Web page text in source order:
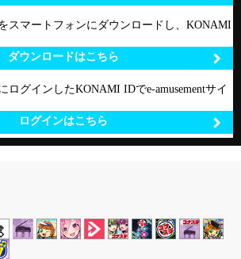
スマートフォンにダウンロードし、KONAMI
ダウンロードはこちら
ログインしたKONAMI IDでe-amusementサイ
ログインはこちら